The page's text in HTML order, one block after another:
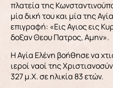
πλατεία της
μία δική του και μία της
επιγραφή: «Εις Αγιος εις
δοξαν Θεου Πατρος, Αμην».
Η Αγία Ελένη βοήθησε να
ιεροί ναοί της
327 μ.Χ. σε ηλικία 83 ετών.